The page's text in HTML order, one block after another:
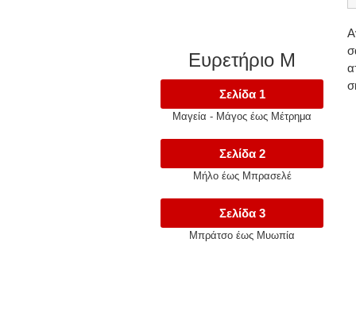
Ευρετήριο Μ
Σελίδα 1
Μαγεία - Μάγος έως Μέτρημα
Σελίδα 2
Μήλο έως Μπρασελέ
Σελίδα 3
Μπράτσο έως Μυωπία